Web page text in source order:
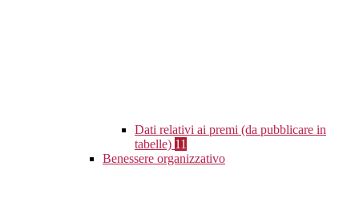
Dati relativi ai premi (da pubblicare in
tabelle) 11
Benessere organizzativo